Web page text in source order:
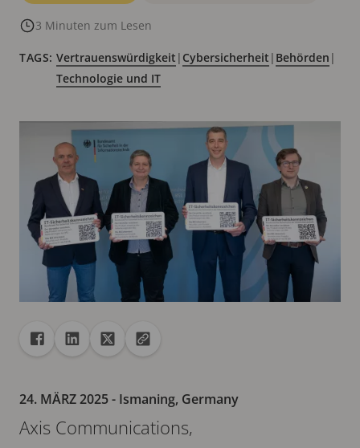
3 Minuten zum Lesen
TAGS: Vertrauenswürdigkeit | Cybersicherheit | Behörden |
Technologie und IT
Freigabe
Teilen auf Facebook
Teilen auf Linkedin
Teilen auf XURL in die Zwischenablage kopieren
24. MÄRZ 2025- Ismaning, Germany
Axis Communications,